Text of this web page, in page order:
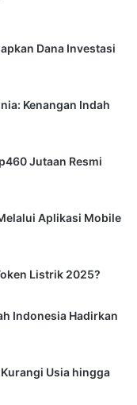
Dana Investasi
Kenangan Indah
Jutaan Resmi
Aplikasi Mobile
Listrik 2025?
Indonesia Hadirkan
Usia hingga